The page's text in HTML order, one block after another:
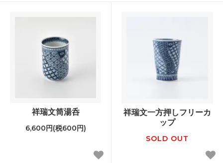
祥瑞文筒湯呑
6,600円(税600円)
祥瑞文一方押しフリーカ
ップ
SOLD OUT